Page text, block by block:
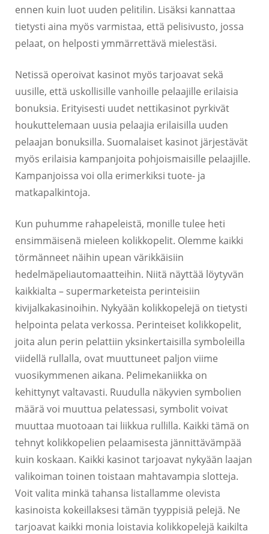
ennen kuin luot uuden pelitilin. Lisäksi kannattaa
tietysti aina myös varmistaa, että pelisivusto, jossa
pelaat, on helposti ymmärrettävä mielestäsi.
Netissä operoivat kasinot myös tarjoavat sekä
uusille, että uskollisille vanhoille pelaajille erilaisia
bonuksia. Erityisesti uudet nettikasinot pyrkivät
houkuttelemaan uusia pelaajia erilaisilla uuden
pelaajan bonuksilla. Suomalaiset kasinot järjestävät
myös erilaisia kampanjoita pohjoismaisille pelaajille.
Kampanjoissa voi olla erimerkiksi tuote- ja
matkapalkintoja.
Kun puhumme rahapeleistä, monille tulee heti
ensimmäisenä mieleen kolikkopelit. Olemme kaikki
törmänneet näihin upean värikkäisiin
hedelmäpeliautomaatteihin. Niitä näyttää löytyvän
kaikkialta – supermarketeista perinteisiin
kivijalkakasinoihin. Nykyään kolikkopelejä on tietysti
helpointa pelata verkossa. Perinteiset kolikkopelit,
joita alun perin pelattiin yksinkertaisilla symboleilla
viidellä rullalla, ovat muuttuneet paljon viime
vuosikymmenen aikana. Pelimekaniikka on
kehittynyt valtavasti. Ruudulla näkyvien symbolien
määrä voi muuttua pelatessasi, symbolit voivat
muuttaa muotoaan tai liikkua rullilla. Kaikki tämä on
tehnyt kolikkopelien pelaamisesta jännittävämpää
kuin koskaan. Kaikki kasinot tarjoavat nykyään laajan
valikoiman toinen toistaan mahtavampia slotteja.
Voit valita minkä tahansa listallamme olevista
kasinoista kokeillaksesi tämän tyyppisiä pelejä. Ne
tarjoavat kaikki monia loistavia kolikkopelejä kaikilta